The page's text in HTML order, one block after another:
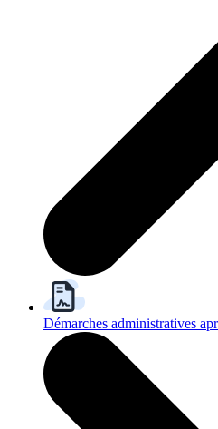
Démarches administratives